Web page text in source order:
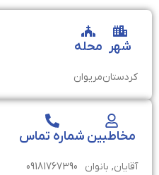
شهر
کردستان
محله
مریوان
مخاطبین
آقایان, بانوان
شماره تماس
09181767390